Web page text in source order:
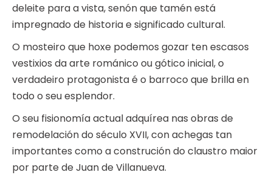
deleite para a vista, senón que tamén está
impregnado de historia e significado cultural.
O mosteiro que hoxe podemos gozar ten escasos
vestixios da arte románico ou gótico inicial, o
verdadeiro protagonista é o barroco que brilla en
todo o seu esplendor.
O seu fisionomía actual adquírea nas obras de
remodelación do século XVII, con achegas tan
importantes como a construción do claustro maior
por parte de Juan de Villanueva.